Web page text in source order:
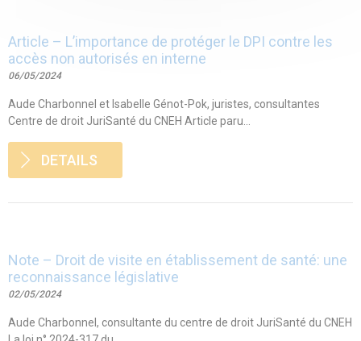
Article – L’importance de protéger le DPI contre les
accès non autorisés en interne
06/05/2024
Aude Charbonnel et Isabelle Génot-Pok, juristes, consultantes
Centre de droit JuriSanté du CNEH Article paru...
DETAILS
Note – Droit de visite en établissement de santé: une
reconnaissance législative
02/05/2024
Aude Charbonnel, consultante du centre de droit JuriSanté du CNEH